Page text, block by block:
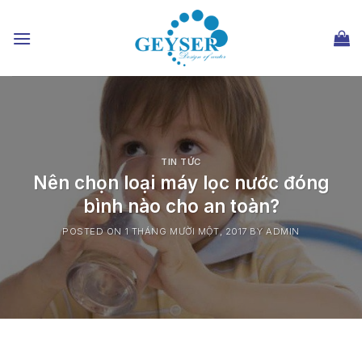
đến
nội
TIN TỨC
Nên chọn loại máy lọc nước đóng
bình nào cho an toàn?
POSTED ON 1 THÁNG MƯỜI MỘT, 2017 BYADMIN